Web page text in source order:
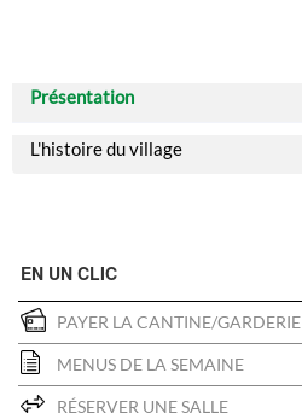
Présentation
L'histoire du village
EN UN CLIC
PAYER LA CANTINE/GARDERIE
MENUS DE LA SEMAINE
RÉSERVER UNE SALLE